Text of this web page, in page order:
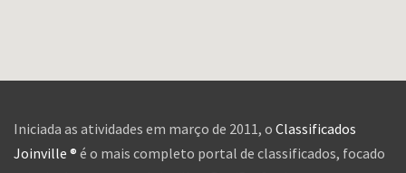
Iniciada as atividades em março de 2011, o Classificados
Joinville ® é o mais completo portal de classificados, focado